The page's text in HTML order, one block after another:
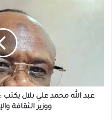
مجلس
عبد الله محمد علي بلال
ووزير الثقافة